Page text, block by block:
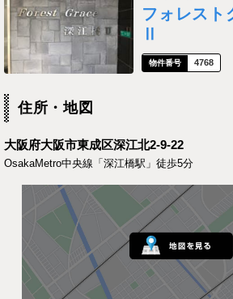
フォレスト
Ⅱ
4768
住所・地図
大阪府大阪市東成区深江北2-9-22
OsakaMetro中央線「深江橋駅」徒歩5分